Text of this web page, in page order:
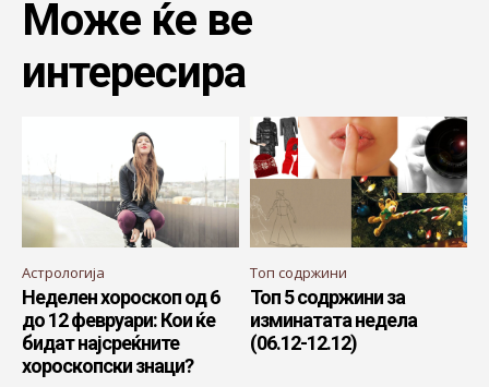
Може ќе ве
интересира
Астрологија
Неделен хороскоп од 6
до 12 февруари: Кои ќе
бидат најсреќните
хороскопски знаци?
Топ содржини
Топ 5 содржини за
изминатата недела
(06.12-12.12)